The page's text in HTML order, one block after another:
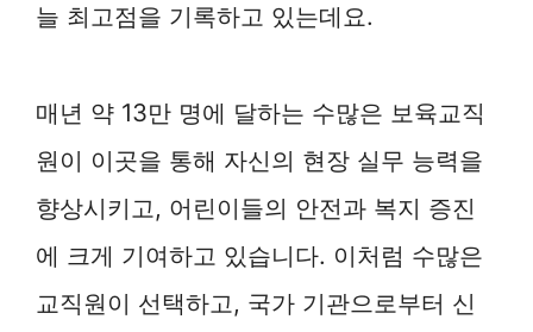
늘 최고점을 기록하고 있는데요.
매년 약 13만 명에 달하는 수많은 보육교직
원이 이곳을 통해 자신의 현장 실무 능력을
향상시키고, 어린이들의 안전과 복지 증진
에 크게 기여하고 있습니다. 이처럼 수많은
교직원이 선택하고, 국가 기관으로부터 신